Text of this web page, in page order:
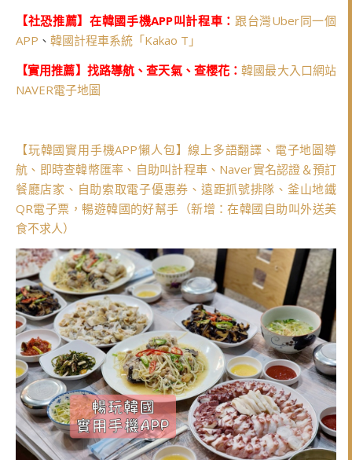
【社恐推薦】在韓國手機APP叫計程車： 跟台灣Uber同一個
APP 、 韓國計程車系統「Kakao T」
【實用推薦】找路導航、查天氣、查櫻花：韓國最大入口網站
NAVER電子地圖
【玩韓國實用手機APP懶人包】線上多語翻譯、電子地圖導
航、即時查韓幣匯率、自助叫計程車、Naver實名認證＆預訂
餐廳店家、自助索取電子優惠券、遠距抓號排隊、釜山地鐵
QR電子票，暢遊韓國的好幫手（新增：在韓國自助叫外送美
食不求人）